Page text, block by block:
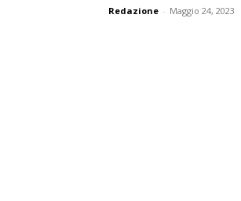
Redazione - Maggio 24, 2023